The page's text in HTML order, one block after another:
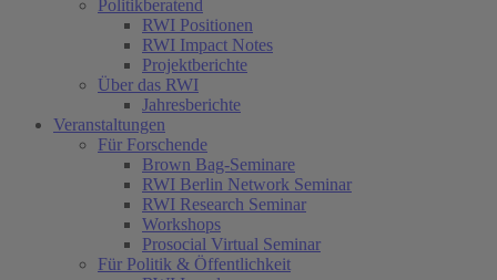
Politikberatend
RWI Positionen
RWI Impact Notes
Projektberichte
Über das RWI
Jahresberichte
Veranstaltungen
Für Forschende
Brown Bag-Seminare
RWI Berlin Network Seminar
RWI Research Seminar
Workshops
Prosocial Virtual Seminar
Für Politik & Öffentlichkeit